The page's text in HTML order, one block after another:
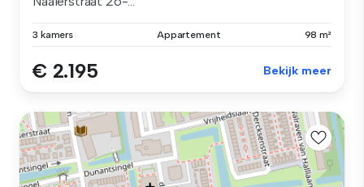
3 kamers Appartement 98 m²
€ 2.195 Bekijk meer